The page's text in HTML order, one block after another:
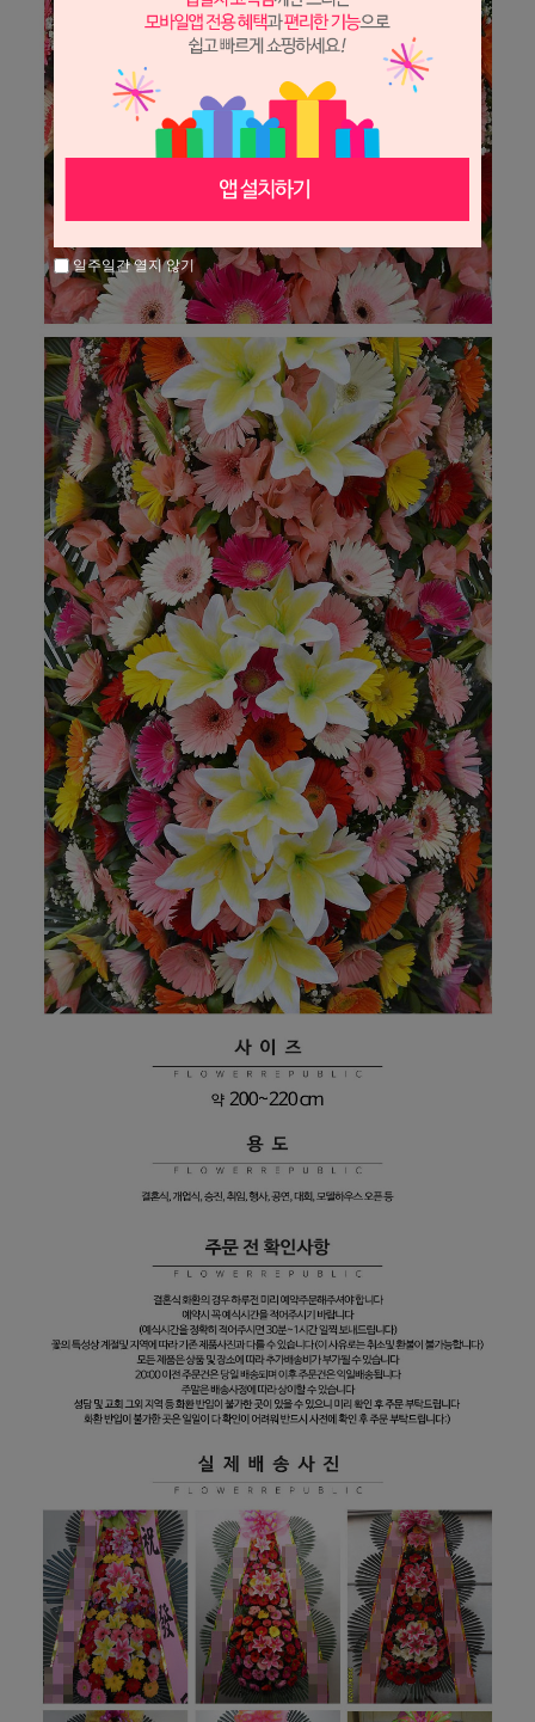
일주일간 열지 않기